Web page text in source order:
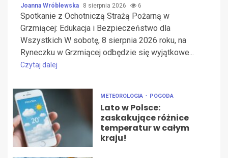
Joanna Wróblewska 8 sierpnia 2026 6
Spotkanie z Ochotniczą Strażą Pożarną w
Grzmiącej: Edukacja i Bezpieczeństwo dla
Wszystkich W sobotę, 8 sierpnia 2026 roku, na
Ryneczku w Grzmiącej odbędzie się wyjątkowe...
Czytaj dalej
METEOROLOGIA POGODA
Lato w Polsce:
zaskakujące różnice
temperatur w całym
kraju!